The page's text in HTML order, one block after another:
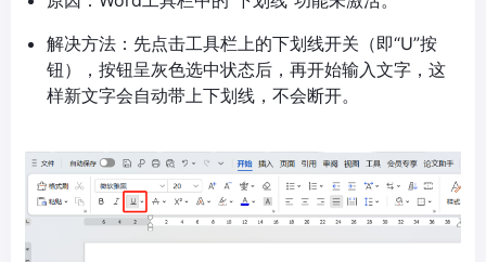
解决方法：先点击工具栏上的下划线开关（即“U”按
钮），按钮呈灰色选中状态后，再开始输入文字，这
样新文字会自动带上下划线，不会断开。